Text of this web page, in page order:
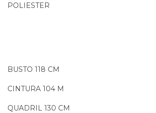
POLIESTER
BUSTO 118 CM
CINTURA 104 M
QUADRIL 130 CM